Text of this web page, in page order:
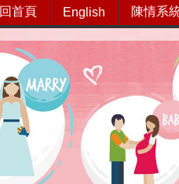
回首頁 English 陳情系